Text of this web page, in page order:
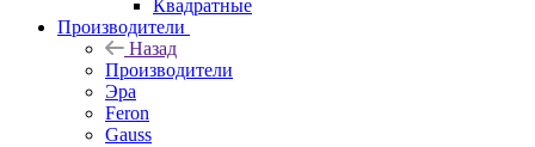
Квадратные
Производители
Назад
Производители
Эра
Feron
Gauss